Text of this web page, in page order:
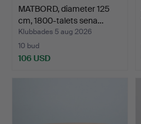
MATBORD, diameter 125
cm, 1800-talets sena…
Klubbades 5 aug 2026
10 bud
106 USD